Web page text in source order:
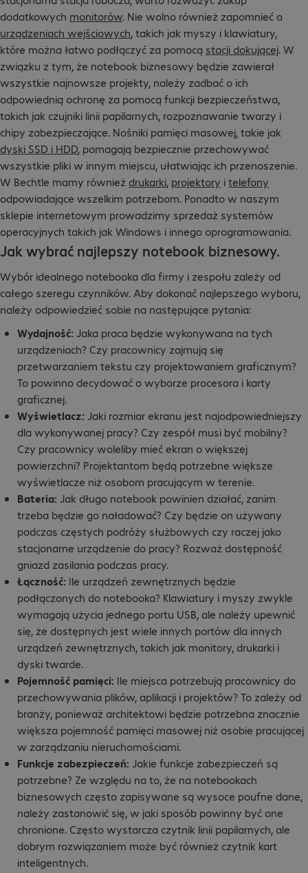
dodatkowych monitorów. Nie wolno również zapomnieć o
urządzeniach wejściowych, takich jak myszy i klawiatury,
które można łatwo podłączyć za pomocą stacji dokującej. W
związku z tym, że notebook biznesowy będzie zawierał
wszystkie najnowsze projekty, należy zadbać o ich
odpowiednią ochronę za pomocą funkcji bezpieczeństwa,
takich jak czujniki linii papilarnych, rozpoznawanie twarzy i
chipy zabezpieczające. Nośniki pamięci masowej, takie jak
dyski SSD i HDD, pomagają bezpiecznie przechowywać
wszystkie pliki w innym miejscu, ułatwiając ich przenoszenie.
W Bechtle mamy również drukarki, projektory itelefony
odpowiadające wszelkim potrzebom. Ponadto w naszym
sklepie internetowym prowadzimy sprzedaż systemów
operacyjnych takich jak Windows i innego oprogramowania.
Jak wybrać najlepszy notebook biznesowy.
Wybór idealnego notebooka dla firmy i zespołu zależy od
całego szeregu czynników. Aby dokonać najlepszego wyboru,
należy odpowiedzieć sobie na następujące pytania:
Wydajność: Jaka praca będzie wykonywana na tych
urządzeniach? Czy pracownicy zajmują się
przetwarzaniem tekstu czy projektowaniem graficznym?
To powinno decydować o wyborze procesora i karty
graficznej.
Wyświetlacz: Jaki rozmiar ekranu jest najodpowiedniejszy
dla wykonywanej pracy? Czy zespół musi być mobilny?
Czy pracownicy woleliby mieć ekran o większej
powierzchni? Projektantom będą potrzebne większe
wyświetlacze niż osobom pracującym w terenie.
Bateria: Jak długo notebook powinien działać, zanim
trzeba będzie go naładować? Czy będzie on używany
podczas częstych podróży służbowych czy raczej jako
stacjonarne urządzenie do pracy? Rozważ dostępność
gniazd zasilania podczas pracy.
Łączność: Ile urządzeń zewnętrznych będzie
podłączonych do notebooka? Klawiatury i myszy zwykle
wymagają użycia jednego portu USB, ale należy upewnić
się, że dostępnych jest wiele innych portów dla innych
urządzeń zewnętrznych, takich jak monitory, drukarki i
dyski twarde.
Pojemność pamięci: Ile miejsca potrzebują pracownicy do
przechowywania plików, aplikacji i projektów? To zależy od
branży, ponieważ architektowi będzie potrzebna znacznie
większa pojemność pamięci masowej niż osobie pracującej
w zarządzaniu nieruchomościami.
Funkcje zabezpieczeń: Jakie funkcje zabezpieczeń są
potrzebne? Ze względu na to, że na notebookach
biznesowych często zapisywane są wysoce poufne dane,
należy zastanowić się, w jaki sposób powinny być one
chronione. Często wystarcza czytnik linii papilarnych, ale
dobrym rozwiązaniem może być również czytnik kart
inteligentnych.